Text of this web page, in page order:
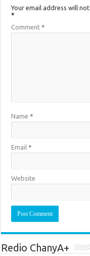
Your email address will
*
Comment*
Name*
Email*
Website
Redio ChanyA+